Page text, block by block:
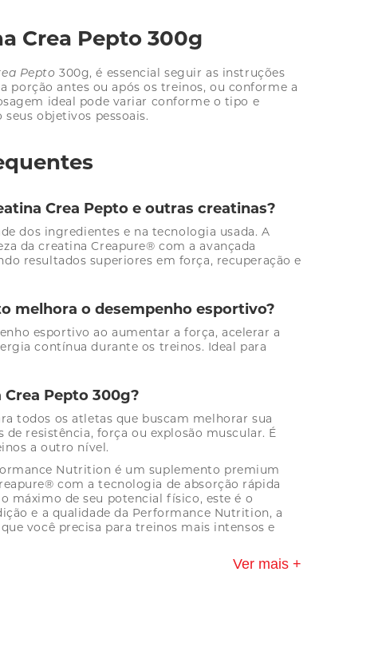
Crea Pepto 300g
Pepto 300g, é essencial seguir as instruções
porção antes ou após os treinos, ou conforme a
ideal pode variar conforme o tipo e
objetivos pessoais.
Crea Pepto e outras creatinas?
dos ingredientes e na tecnologia usada. A
da creatina Creapure® com a avançada
resultados superiores em força, recuperação e
melhora o desempenho esportivo?
esportivo ao aumentar a força, acelerar a
contínua durante os treinos. Ideal para
Crea Pepto 300g?
todos os atletas que buscam melhorar sua
resistência, força ou explosão muscular. É
a outro nível.
Nutrition é um suplemento premium
com a tecnologia de absorção rápida
máximo de seu potencial físico, este é o
e a qualidade da Performance Nutrition, a
você precisa para treinos mais intensos e
Ver mais +